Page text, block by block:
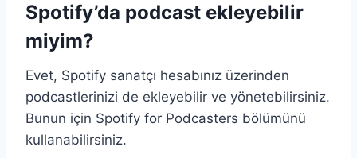
Spotify’da podcast ekleyebilir
miyim?
Evet, Spotify sanatçı hesabınız üzerinden
podcastlerinizi de ekleyebilir ve yönetebilirsiniz.
Bunun için Spotify for Podcasters bölümünü
kullanabilirsiniz.